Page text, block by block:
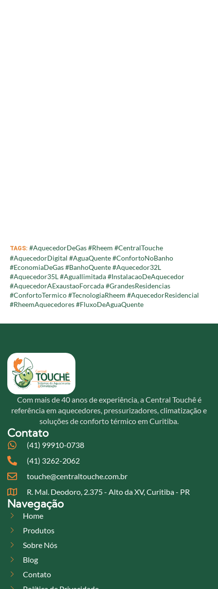
TAGS: #AquecedorDeGas #Rheem #CentralTouche
#AquecedorDigital #AguaQuente #ConfortoNoBanho
#EconomiaDeGas #BanhoQuente #Aquecedor32L
#Aquecedor35L #AguaIlimitada #InstalacaoDeAquecedor
#AquecedorAExaustaoForcada #GrandesResidencias
#ConfortoTermico #TecnologiaRheem #AquecedorResidencial
#RheemAquecedores #FluxoDeAguaQuente
Com mais de 40 anos de experiência, a Central Touchê é
referência em aquecedores, pressurizadores, climatização e
soluções de conforto térmico em Curitiba.
Contato
(41) 99910-0738
(41) 3262-2062
touche@centraltouche.com.br
R. Mal. Deodoro, 2.375 - Alto da XV, Curitiba - PR
Navegação
Home
Produtos
Sobre Nós
Blog
Contato